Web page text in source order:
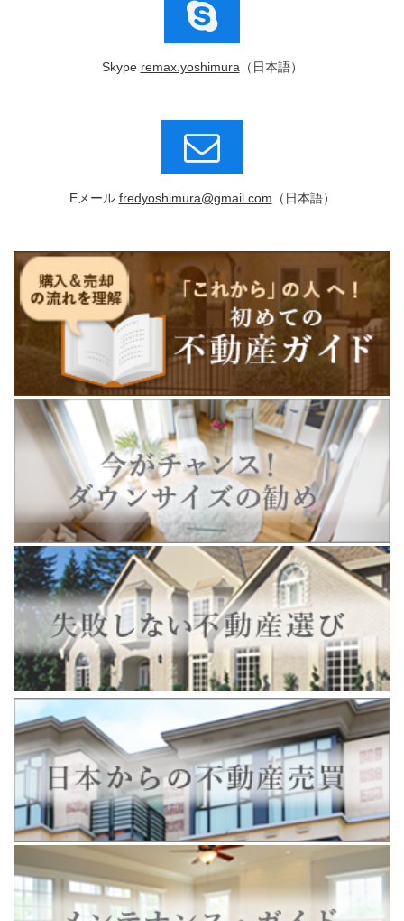
Skype remax.yoshimura（日本語）
Eメール fredyoshimura@gmail.com （日本語）